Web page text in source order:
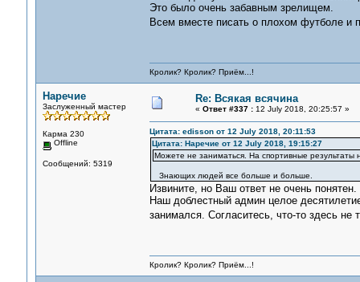
Это было очень забавным зрелищем.
Всем вместе писать о плохом футболе и
Кролик? Кролик? Приём...!
Наречие
Заслуженный мастер
Карма 230
Offline
Сообщений: 5319
Re: Всякая всячина
« Ответ #337 :12 July 2018, 20:25:57 »
Цитата: edisson от 12 July 2018, 20:11:53
Цитата: Наречие от 12 July 2018, 19:15:27
Можете не заниматься. На спортивные результаты
Знающих людей все больше и больше.
Извините, но Ваш ответ не очень
Наш доблестный админ целое
занимался. Согласитесь, что-то здесь не
Кролик? Кролик? Приём...!